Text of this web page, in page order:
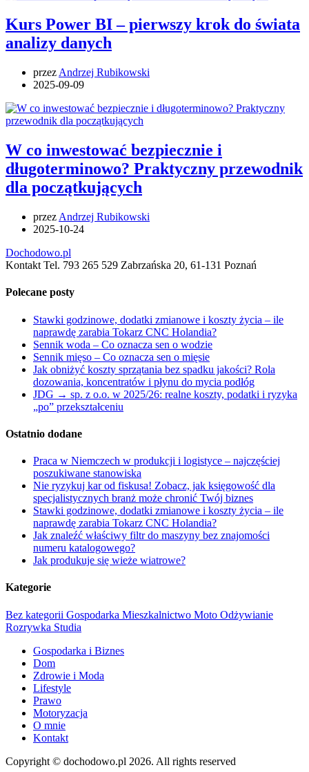
Kurs Power BI – pierwszy krok do świata
analizy danych
przez Andrzej Rubikowski
2025-09-09
W co inwestować bezpiecznie i
długoterminowo? Praktyczny przewodnik
dla początkujących
przez Andrzej Rubikowski
2025-10-24
Dochodowo.pl
Kontakt Tel. 793 265 529 Zabrzańska 20, 61-131 Poznań
Polecane posty
Stawki godzinowe, dodatki zmianowe i koszty życia – ile
naprawdę zarabia Tokarz CNC Holandia?
Sennik woda – Co oznacza sen o wodzie
Sennik mięso – Co oznacza sen o mięsie
Jak obniżyć koszty sprzątania bez spadku jakości? Rola
dozowania, koncentratów i płynu do mycia podłóg
JDG → sp. z o.o. w 2025/26: realne koszty, podatki i ryzyka
„po” przekształceniu
Ostatnio dodane
Praca w Niemczech w produkcji i logistyce – najczęściej
poszukiwane stanowiska
Nie ryzykuj kar od fiskusa! Zobacz, jak księgowość dla
specjalistycznych branż może chronić Twój biznes
Stawki godzinowe, dodatki zmianowe i koszty życia – ile
naprawdę zarabia Tokarz CNC Holandia?
Jak znaleźć właściwy filtr do maszyny bez znajomości
numeru katalogowego?
Jak produkuje się wieże wiatrowe?
Kategorie
Bez kategorii Gospodarka Mieszkalnictwo Moto Odżywianie
Rozrywka Studia
Gospodarka i Biznes
Dom
Zdrowie i Moda
Lifestyle
Prawo
Motoryzacja
O mnie
Kontakt
Copyright © dochodowo.pl 2026. All rights reserved